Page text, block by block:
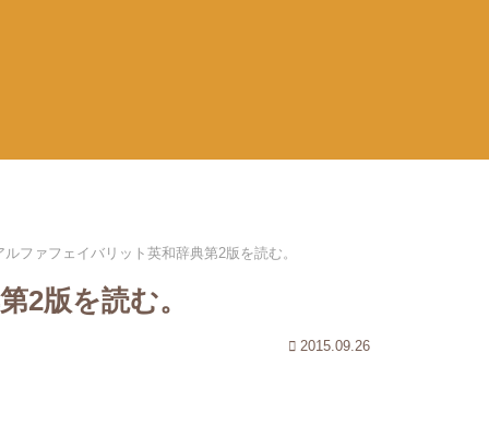
ルファフェイバリット英和辞典第2版を読む。
2版を読む。
2015.09.26